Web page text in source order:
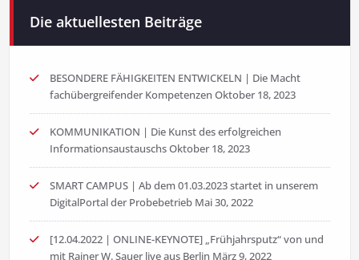
Die aktuellesten Beiträge
BESONDERE FÄHIGKEITEN ENTWICKELN | Die Macht
fachübergreifender Kompetenzen Oktober 18, 2023
KOMMUNIKATION | Die Kunst des erfolgreichen
InformationsaustauschsOktober 18, 2023
SMART CAMPUS | Ab dem 01.03.2023 startet in unserem
DigitalPortal der Probebetrieb Mai 30, 2022
[12.04.2022 | ONLINE-KEYNOTE] „Frühjahrsputz“ von und
mit Rainer W. Sauer live aus Berlin März 9, 2022